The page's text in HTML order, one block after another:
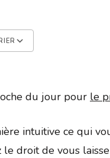
du jour pour le
intuitive ce qui
le droit de vous